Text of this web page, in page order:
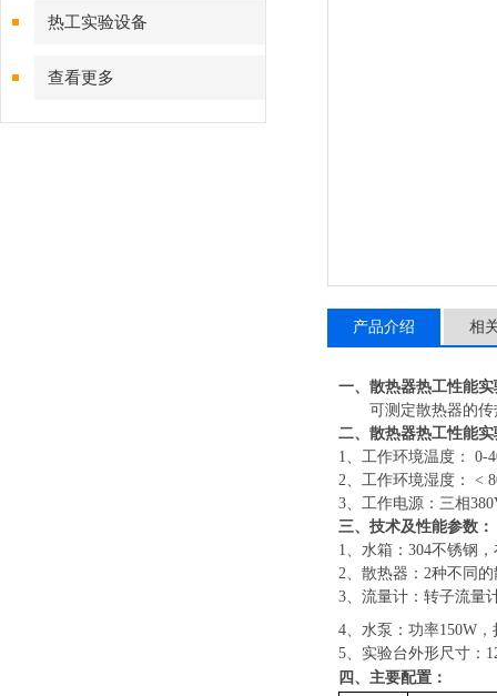
热工实验设备
查看更多
产品介绍 相
一、 散热器热工性能实
可测定散热器的
二、 散热器热工性能实
1、 工作环境温度：
0-
2、 工作环境湿度：
<
3、工作电源：三相
三、 技术及性能参数：
1、 水箱： 304不锈钢
2、 散热器： 2种不同
3、 流量计：转子流量
4、 水泵：功率150W
5、 实验台外形尺寸：
四 、主要配置：